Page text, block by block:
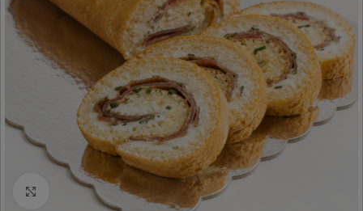
Ampliar imagen